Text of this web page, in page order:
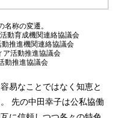
称の変遷。
動育成機関連絡協議会
推進機関連絡協議会
ア活動推進協議会
動推進協議会
易なことではなく知恵と
先の中田幸子は公私協働